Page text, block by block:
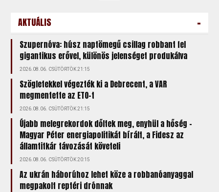
AKTUÁLIS -
Szupernóva: húsz naptömegű csillag robbant fel
gigantikus erővel, különös jelenséget produkálva
2026.08.06. CSÜTÖRTÖK 21:15
Szögletekkel végezték ki a Debrecent, a VAR
megmentette az ETO-t
2026.08.06. CSÜTÖRTÖK 21:15
Újabb melegrekordok dőltek meg, enyhül a hőség –
Magyar Péter energiapolitikát bírált, a Fidesz az
államtitkár távozását követeli
2026.08.06. CSÜTÖRTÖK 20:15
Az ukrán háborúhoz lehet köze a robbanóanyaggal
megpakolt reptéri drónnak